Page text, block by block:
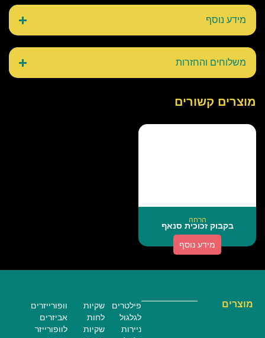
מידע נוסף
משלוחים והחזרות
מוצרים קשורים
הרחה
בקבוק זכוכית סנאף
מידע נוסף
מוצרים
פילטרים
לגלגול
ניירות
שקיות
לחות
שקיות
וופורייזרים
אביזרים
לוופורייזר